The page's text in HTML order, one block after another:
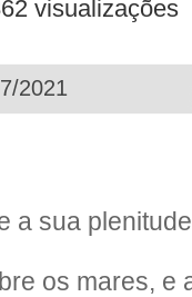
visualizações
2021
a sua
os mares, e